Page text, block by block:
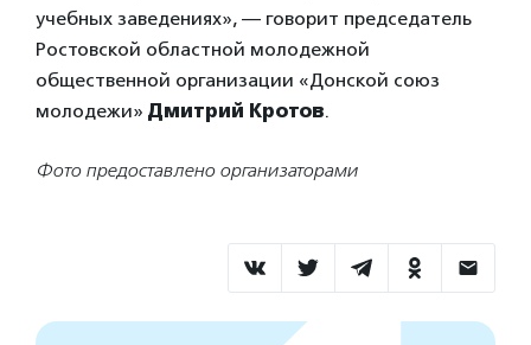
учебных заведениях», — говорит председатель
Ростовской областной молодежной
общественной организации «Донской союз
молодежи» Дмитрий Кротов.
Фото предоставлено организаторами